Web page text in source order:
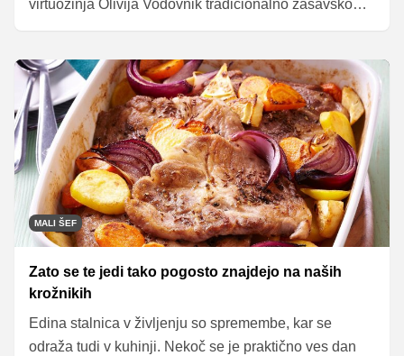
virtuozinja Olivija Vodovnik tradicionalno zasavsko
jed grenadirmarš s pomočjo chefinje Mojce Trnovec
iz dveh sestavin, ki ju nismo ravno vajeni skupaj:
testenin in jabolk!
MALI ŠEF
Zato se te jedi tako pogosto znajdejo na naših
krožnikih
Edina stalnica v življenju so spremembe, kar se
odraža tudi v kuhinji. Nekoč se je praktično ves dan